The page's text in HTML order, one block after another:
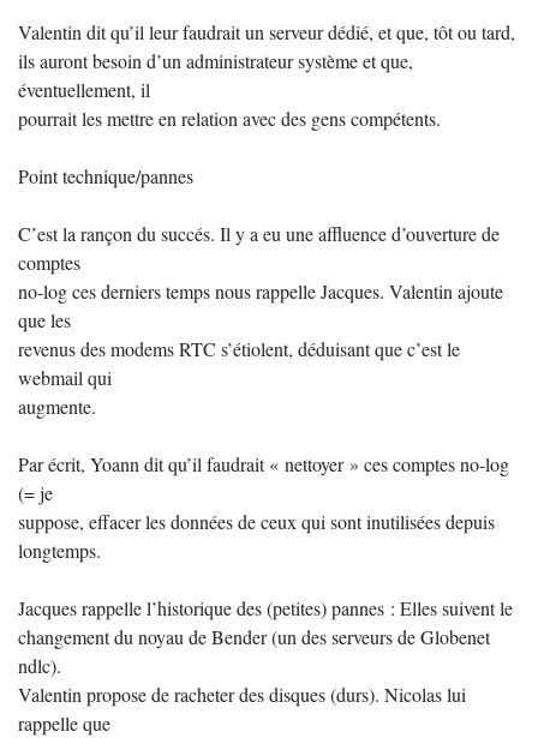
Valentin dit qu’il leur faudrait un serveur dédié, et que, tôt ou tard,
ils auront besoin d’un administrateur système et que,
éventuellement, il
pourrait les mettre en relation avec des gens compétents.
Point technique/pannes
C’est la rançon du succés. Il y a eu une affluence d’ouverture de
comptes
no-log ces derniers temps nous rappelle Jacques. Valentin ajoute
que les
revenus des modems RTC s’étiolent, déduisant que c’est le
webmail qui
augmente.
Par écrit, Yoann dit qu’il faudrait « nettoyer » ces comptes no-log
(= je
suppose, effacer les données de ceux qui sont inutilisées depuis
longtemps.
Jacques rappelle l’historique des (petites) pannes : Elles suivent le
changement du noyau de Bender (un des serveurs de Globenet
ndlc).
Valentin propose de racheter des disques (durs). Nicolas lui
rappelle que